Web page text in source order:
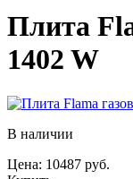
Плита
1402 W
В наличии
Цена: 10487 руб.